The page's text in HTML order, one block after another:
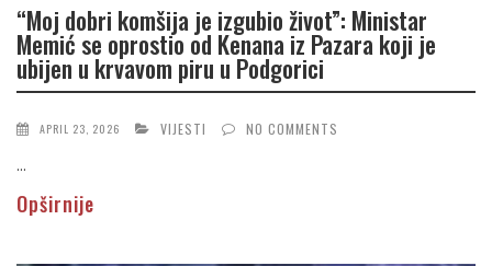
“Moj dobri komšija je izgubio život”: Ministar
Memić se oprostio od Kenana iz Pazara koji je
ubijen u krvavom piru u Podgorici
APRIL 23, 2026 VIJESTI NO COMMENTS
...
Opširnije